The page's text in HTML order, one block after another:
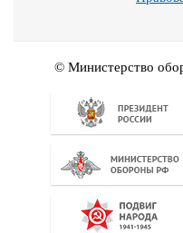
© Министерство